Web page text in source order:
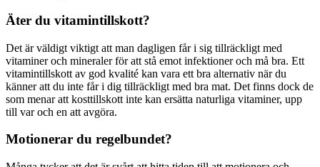
Äter du vitamintillskott?
Det är väldigt viktigt att man dagligen får i sig tillräckligt med
vitaminer och mineraler för att stå emot infektioner och må bra. Ett
vitamintillskott av god kvalité kan vara ett bra alternativ när du
känner att du inte får i dig tillräckligt med bra mat. Det finns dock de
som menar att kosttillskott inte kan ersätta naturliga vitaminer, upp
till var och en att avgöra.
Motionerar du regelbundet?